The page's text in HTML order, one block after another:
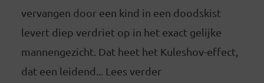
vervangen door een kind in een doodskist
levert diep verdriet op in het exact gelijke
mannengezicht. Dat heet het Kuleshov-effect,
dat een leidend... Lees verder